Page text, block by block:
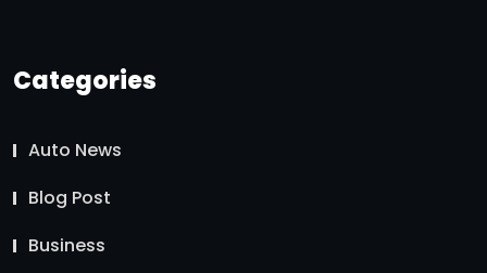
Categories
Auto News
Blog Post
Business